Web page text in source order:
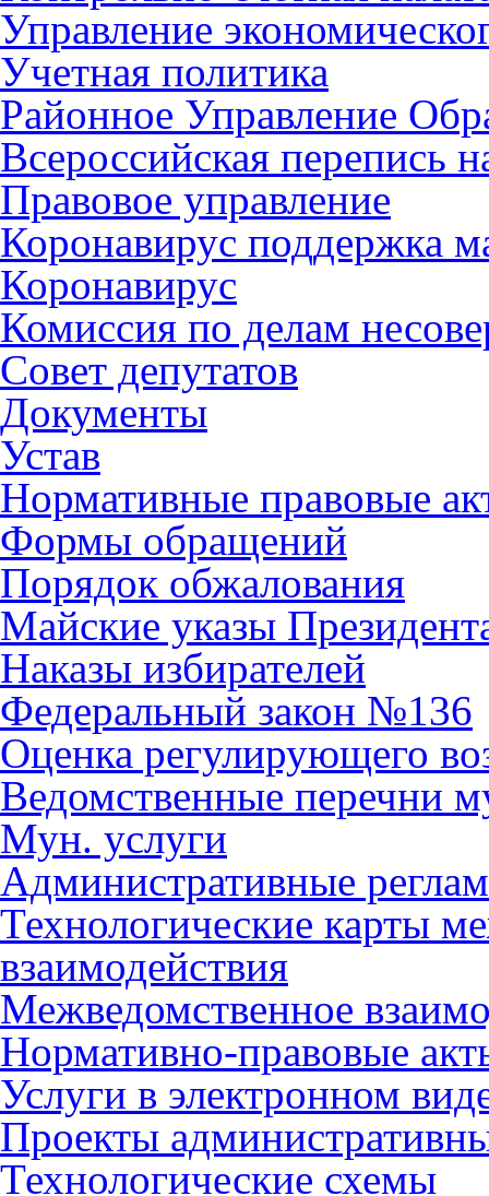
Управление
Учетная политика
Районное Управление
Всероссийская перепись
Правовое управление
Коронавирус поддержка
Коронавирус
Комиссия по делам
Совет депутатов
Документы
Устав
Нормативные правовые
Формы обращений
Порядок обжалования
Майские указы
Наказы избирателей
Федеральный закон №136
Оценка регулирующего
Ведомственные перечни
Мун. услуги
Административные
Технологические карты
взаимодействия
Межведомственное
Нормативно-правовые
Услуги в электронном
Проекты
Технологические схемы